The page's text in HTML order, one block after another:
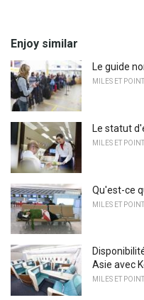
Enjoy similar
Le guide
MILES ET
Le statut
MILES ET
Qu'est-ce
MILES ET
Asie avec
MILES ET